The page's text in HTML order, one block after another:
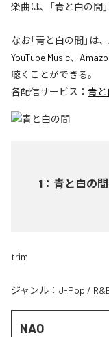
楽曲は、「青と白の間
なお「青と白の間」は、
YouTube Music、
聴くことができる。
各配信サービス： 青
1 ： 青と白の間
trim
ジャンル： J-Pop /
NAO